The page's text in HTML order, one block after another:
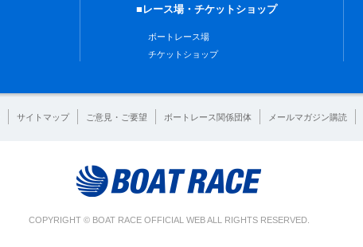
■レース場・チケットショップ
ボートレース場
チケットショップ
サイトマップ ご意見・ご要望 ボートレース関係団体 メールマガジン購読
COPYRIGHT © BOAT RACE OFFICIAL WEB ALL RIGHTS RESERVED.